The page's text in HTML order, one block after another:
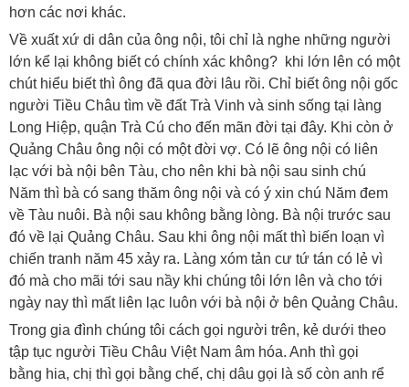
hơn các nơi khác.
Về xuất xứ di dân của ông nội, tôi chỉ là nghe những người
lớn kể lại không biết có chính xác không? khi lớn lên có một
chút hiểu biết thì ông đã qua đời lâu rồi. Chỉ biết ông nội gốc
người Tiều Châu tìm về đất Trà Vinh và sinh sống tại làng
Long Hiệp, quận Trà Cú cho đến mãn đời tại đây. Khi còn ở
Quảng Châu ông nội có một đời vợ. Có lẽ ông nội có liên
lạc với bà nội bên Tàu, cho nên khi bà nội sau sinh chú
Năm thì bà có sang thăm ông nội và có ý xin chú Năm đem
về Tàu nuôi. Bà nội sau không bằng lòng. Bà nội trước sau
đó về lại Quảng Châu. Sau khi ông nội mất thì biến loạn vì
chiến tranh năm 45 xảy ra. Làng xóm tản cư tứ tán có lẻ vì
đó mà cho mãi tới sau nầy khi chúng tôi lớn lên và cho tới
ngày nay thì mất liên lạc luôn với bà nội ở bên Quảng Châu.
Trong gia đình chúng tôi cách gọi người trên, kẻ dưới theo
tập tục người Tiều Châu Việt Nam âm hóa. Anh thì gọi
bằng hia, chị thì gọi bằng chế, chị dâu gọi là số còn anh rể